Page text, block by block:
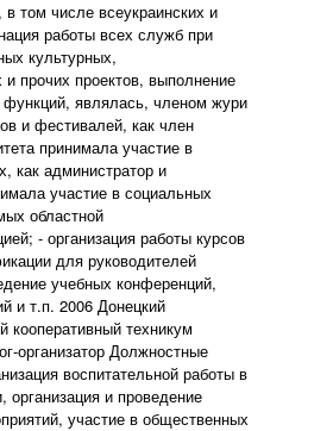
в том числе всеукраинских и
работы всех служб при
культурных,
и прочих проектов, выполнение
являлась, членом жури
и фестивалей, как член
принимала участие в
как администратор и
участие в социальных
областной
- организация работы курсов
для руководителей
учебных конференций,
и т.п. 2006 Донецкий
кооперативный техникум
организатор Должностные
воспитательной работы в
организация и проведение
участие в общественных